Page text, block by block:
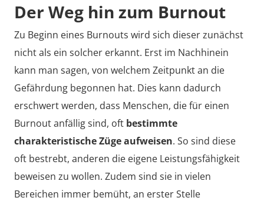
Der Weg hin zum Burnout
Zu Beginn eines Burnouts wird sich dieser zunächst
nicht als ein solcher erkannt. Erst im Nachhinein
kann man sagen, von welchem Zeitpunkt an die
Gefährdung begonnen hat. Dies kann dadurch
erschwert werden, dass Menschen, die für einen
Burnout anfällig sind, oft bestimmte
charakteristische Züge aufweisen. So sind diese
oft bestrebt, anderen die eigene Leistungsfähigkeit
beweisen zu wollen. Zudem sind sie in vielen
Bereichen immer bemüht, an erster Stelle